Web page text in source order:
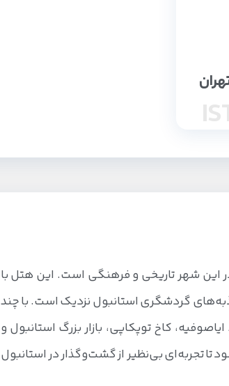
این شهر تاریخی و فرهنگی است. این هتل با
مهم‌ترین جاذبه‌های گردشگری استانبول نزدیک است. با چند
کاخ توپکاپی، بازار بزرگ استانبول و
تجربه‌ای بی‌نظیر از گشت‌وگذار در استانبول